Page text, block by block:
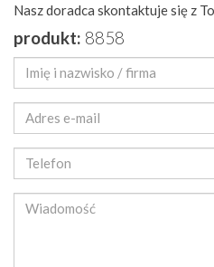
Nasz doradca skontaktuje się z
produkt: 8858